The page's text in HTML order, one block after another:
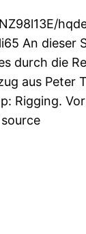
An dieser
durch die
aus Peter
Rigging.